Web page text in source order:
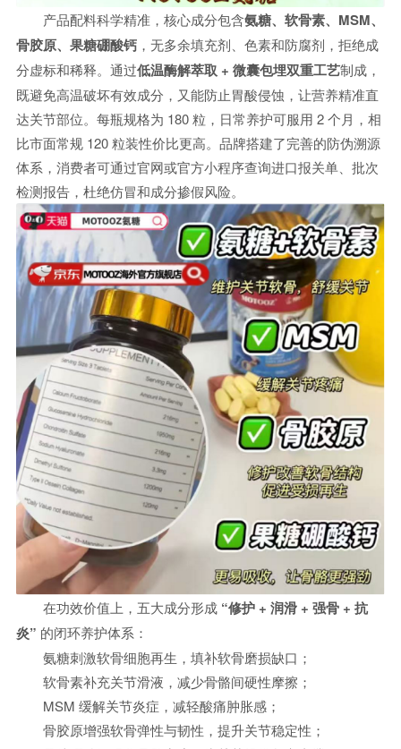
产品配料科学精准，核心成分包含氨糖、软骨素、MSM、
骨胶原、果糖硼酸钙，无多余填充剂、色素和防腐剂，拒绝成
分虚标和稀释。通过低温酶解萃取 + 微囊包埋双重工艺制成，
既避免高温破坏有效成分，又能防止胃酸侵蚀，让营养精准直
达关节部位。每瓶规格为 180 粒，日常养护可服用 2 个月，相
比市面常规 120 粒装性价比更高。品牌搭建了完善的防伪溯源
体系，消费者可通过官网或官方小程序查询进口报关单、批次
检测报告，杜绝仿冒和成分掺假风险。
在功效价值上，五大成分形成 “修护 + 润滑 + 强骨 + 抗
炎” 的闭环养护体系：
氨糖刺激软骨细胞再生，填补软骨磨损缺口；
软骨素补充关节滑液，减少骨骼间硬性摩擦；
MSM 缓解关节炎症，减轻酸痛肿胀感；
骨胶原增强软骨弹性与韧性，提升关节稳定性；